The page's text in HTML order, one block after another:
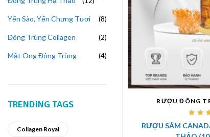
Yến Sào, Yến Chưng Tươi 8
Đông Trùng Collagen 2
Mật Ong Đông Trùng 4
TRENDING TAGS
Collagen Royal
RƯỢU ĐÔNG
RƯỢU SÂM